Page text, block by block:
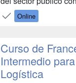
eficacia. A través de
aprenderás
comunicación
desarrollarás la
s...
Online
Curso de
Intermedio
Logística